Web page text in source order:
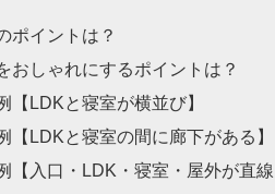
ポイントは？
おしゃれにするポイントは？
LDKと寝室が横並び】
LDKと寝室の間に廊下がある】
入口・LDK・寝室・屋外が直線